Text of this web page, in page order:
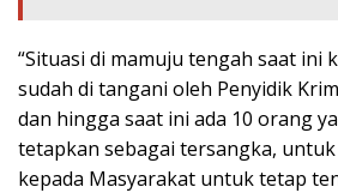
“Situasi di mamuju tengah saat ini
sudah di tangani oleh Penyidik
dan hingga saat ini ada 10 orang
tetapkan sebagai tersangka,
kepada Masyarakat untuk tetap